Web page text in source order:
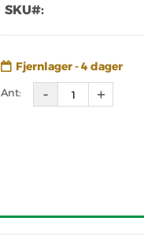
SKU#:
Fjernlager - 4 dager
Ant: